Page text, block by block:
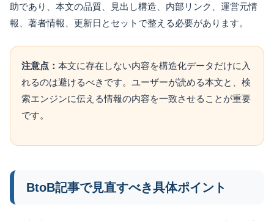
助であり、本文の品質、見出し構造、内部リンク、運営元情
報、著者情報、更新日とセットで整える必要があります。
注意点： 本文に存在しない内容を構造化データだけに入
れるのは避けるべきです。ユーザーが読める本文と、検
索エンジンに伝える情報の内容を一致させることが重要
です。
BtoB記事で見直すべき具体ポイント